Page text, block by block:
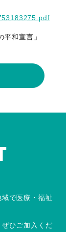
和宣言」
で医療・福祉
ひご加入くだ